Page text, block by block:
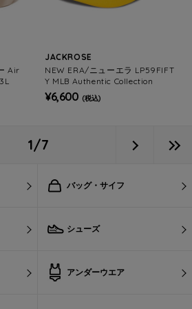
Air
JACKROSE
NEW ERA/ニューエラ LP59FIFT
Y MLB Authentic Collection
¥6,600 (税込)
1/7
バッグ・サイフ
シューズ
アンダーウエア